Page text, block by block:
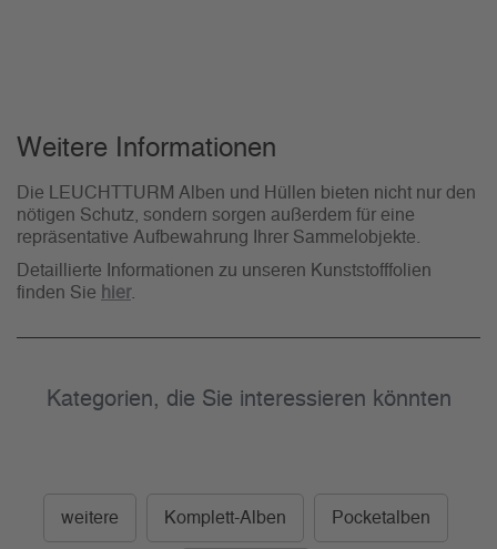
Weitere Informationen
Die LEUCHTTURM Alben und Hüllen bieten nicht nur den
nötigen Schutz, sondern sorgen außerdem für eine
repräsentative Aufbewahrung Ihrer Sammelobjekte.
Detaillierte Informationen zu unseren Kunststofffolien
finden Sie hier.
Kategorien, die Sie interessieren könnten
weitere Komplett-Alben Pocketalben